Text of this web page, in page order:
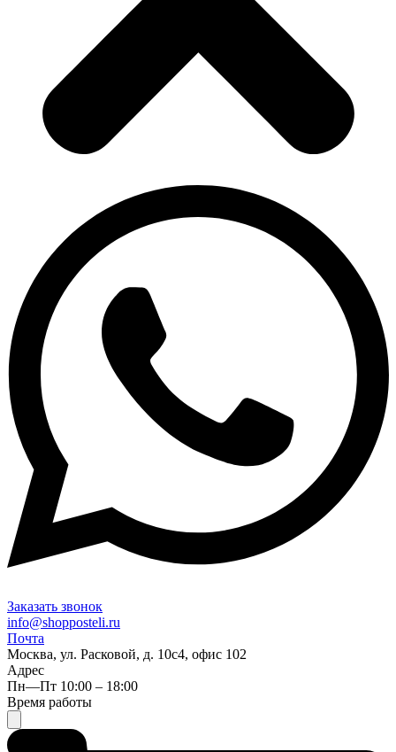
Заказать звонок
info@shopposteli.ru
Почта
Москва, ул. Расковой, д. 10с4, офис 102
Адрес
Пн—Пт 10:00 – 18:00
Время работы